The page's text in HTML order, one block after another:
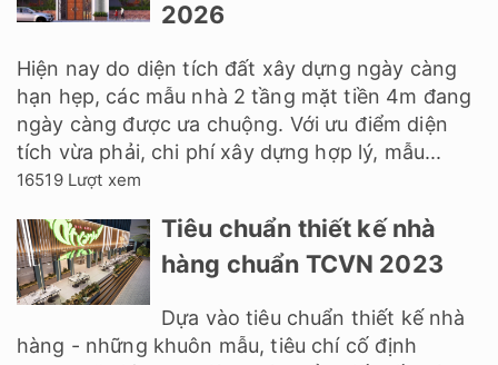
2026
Hiện nay do diện tích đất xây dựng ngày càng
hạn hẹp, các mẫu nhà 2 tầng mặt tiền 4m đang
ngày càng được ưa chuộng. Với ưu điểm diện
tích vừa phải, chi phí xây dựng hợp lý, mẫu...
16519 Lượt xem
Tiêu chuẩn thiết kế nhà
hàng chuẩn TCVN 2023
Dựa vào tiêu chuẩn thiết kế nhà
hàng - những khuôn mẫu, tiêu chí cố định